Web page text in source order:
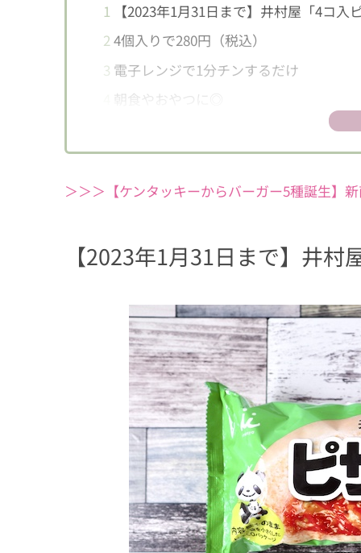
1
【2023年1月31日まで】井村屋「4コ入
24個入りで280円（税込）
3 電子レンジで1分チンするだけ
朝食やおやつに◎
＞＞＞【ケンタッキーからバーガー5種誕生】
【2023年1月31日まで】井